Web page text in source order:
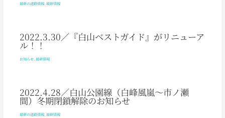
最新の道路情報, 最新情報
2022.3.30／『白山ベストガイド』がリニューア
ル！！
お知らせ, 最新情報
2022.4.28／白山公園線（白峰風嵐～市ノ瀬
間）冬期閉鎖解除のお知らせ
最新の道路情報, 最新情報